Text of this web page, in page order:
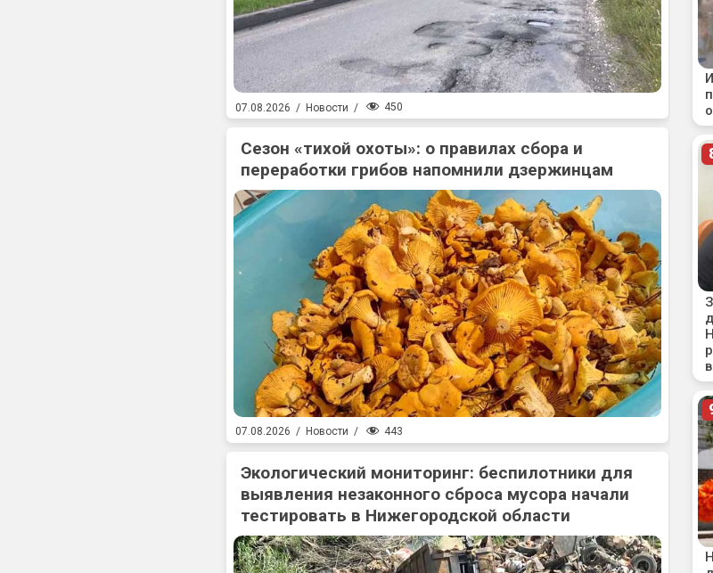
07.08.2026 / Новости / 450
Сезон «тихой охоты»: о правилах сбора и
переработки грибов напомнили дзержинцам
07.08.2026 / Новости / 443
Экологический мониторинг: беспилотники для
выявления незаконного сброса мусора начали
тестировать в Нижегородской области